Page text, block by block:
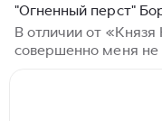
"Огненный перст"
В отличии от
совершенно меня не